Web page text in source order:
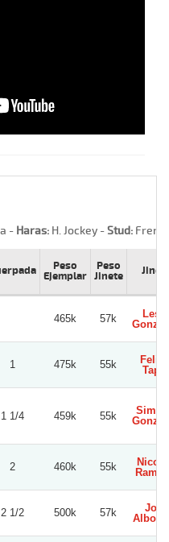
- Haras: H. Jockey -Stud:
Peso
Ejemplar
Peso
Jinete
465k 57k
Lesly
1 475k 55k
Tapia
1 1/4 459k 55k
2 460k 55k
2 1/2 500k 57k
Joel